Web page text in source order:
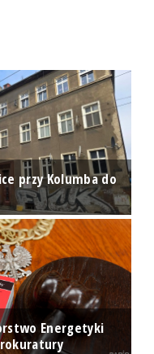
przy Kolumba do
Energetyki